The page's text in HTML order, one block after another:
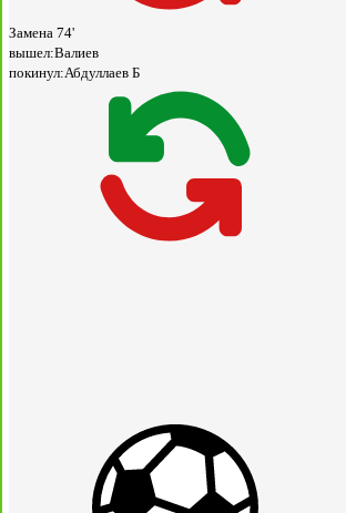
Замена 74'
вышел:Валиев
покинул:Абдуллаев Б